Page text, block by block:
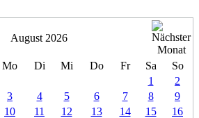
August 2026
Mo Di Mi Do Fr Sa
So
1
2
3
4 5 6 7 8
9
10
11 12 13 14 15
16